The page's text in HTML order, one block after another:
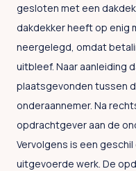
gesloten met een
dakdekker heeft op enig
neergelegd, omdat
uitbleef. Naar aanleiding
plaatsgevonden tussen
onderaannemer. Na
opdrachtgever aan de
Vervolgens is een
uitgevoerde werk. De